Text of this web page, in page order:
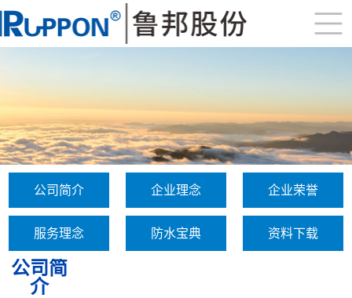
公司简介 企业理念 企业荣誉
服务理念 防水宝典 资料下载
公司简
介